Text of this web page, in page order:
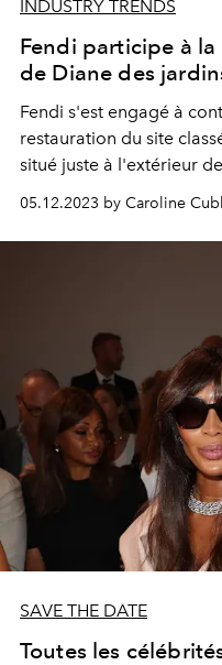
INDUSTRY TRENDS
Fendi participe à
de Diane des
Fendi s'est engagé à
restauration du site
situé juste à l'extérieur
05.12.2023 by Caroline
SAVE THE DATE
Toutes les